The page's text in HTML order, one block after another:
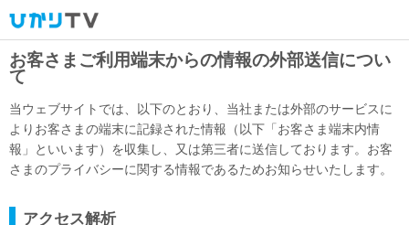
お客さまご利用端末からの情報の外部送信につい
て
当ウェブサイトでは、以下のとおり、当社または外部のサービスに
よりお客さまの端末に記録された情報（以下「お客さま端末内情
報」といいます）を収集し、又は第三者に送信しております。お客
さまのプライバシーに関する情報であるためお知らせいたします。
アクセス解析